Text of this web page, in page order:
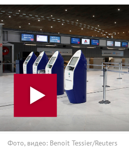
Фото, видео: Benoit Tessier/Reuters